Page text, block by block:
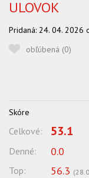
ULOVOK
Pridaná: 24. 04. 2026
obľúbená (0)
Skóre
Celkové: 53.1
Denné: 0.0
Top: 56.3 (